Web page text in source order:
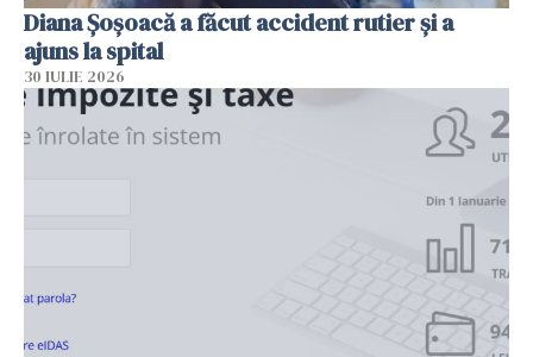
Diana Șoșoacă a făcut accident rutier și a
ajuns la spital
30 IULIE 2026